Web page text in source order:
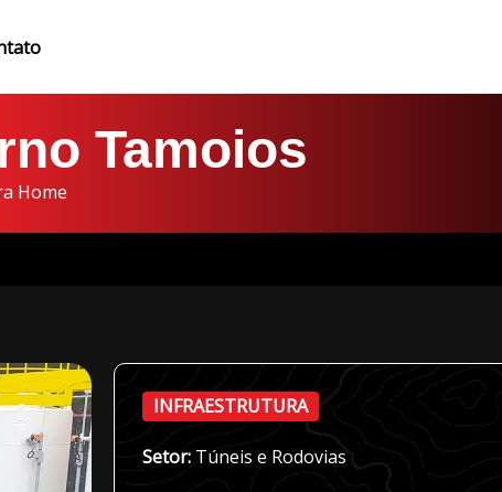
Tamoios
Home
INFRAESTRUTURA
Setor: Túneis e Rodovias